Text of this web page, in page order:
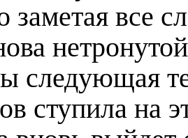
заметая все
следующая
ступила на